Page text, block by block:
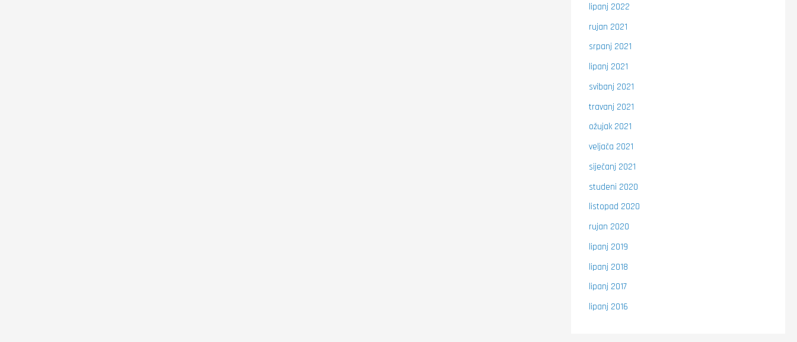
lipanj 2022
rujan 2021
srpanj 2021
lipanj 2021
svibanj 2021
travanj 2021
ožujak 2021
veljača 2021
siječanj 2021
studeni 2020
listopad 2020
rujan 2020
lipanj 2019
lipanj 2018
lipanj 2017
lipanj 2016